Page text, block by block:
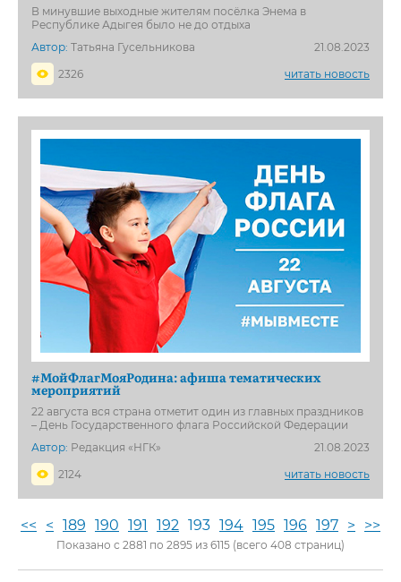
В минувшие выходные жителям посёлка Энема в
Республике Адыгея было не до отдыха
Автор: Татьяна Гусельникова
21.08.2023
2326
читать новость
#МойФлагМояРодина: афиша тематических
мероприятий
22 августа вся страна отметит один из главных праздников
– День Государственного флага Российской Федерации
Автор: Редакция «НГК»
21.08.2023
2124
читать новость
<< < 189 190 191 192 193 194 195 196 197 > >>
Показано с 2881 по 2895 из 6115 (всего 408 страниц)